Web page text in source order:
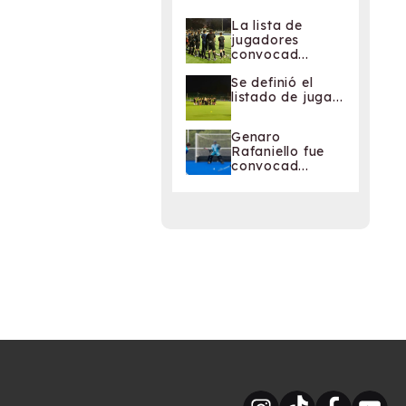
La lista de
jugadores
convocad...
Se definió el
listado de juga...
Genaro
Rafaniello fue
convocad...